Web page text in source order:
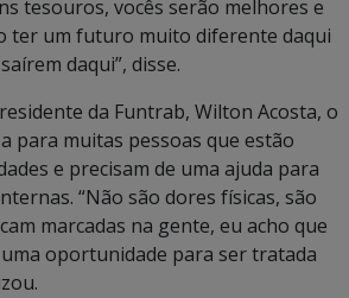
tesouros, vocês serão melhores e
ter um futuro muito diferente daqui
daqui”, disse.
da Funtrab, Wilton Acosta, o
para muitas pessoas que estão
e precisam de uma ajuda para
“Não são dores físicas, são
marcadas na gente, eu acho que
oportunidade para ser tratada